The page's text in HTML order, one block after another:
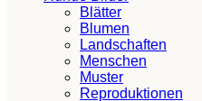
Blätter
Blumen
Landschaften
Menschen
Muster
Reproduktionen